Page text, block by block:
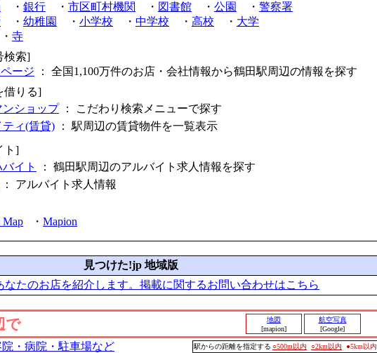
・ 銀行 ・ 市区町村機関 ・ 図書館 ・ 公園 ・ 警察署
・ 幼稚園 ・ 小学校 ・ 中学校 ・ 高校 ・ 大学
寺
検索]
ージ ： 全国1,100万件のお店・会社情報から鶴田駅周辺の情報を探す
借りる]
ンショップ： こだわり検索メニューで探す
ティ(賃貸) ： 駅周辺の賃貸物件を一覧表示
ト]
イト
： 鶴田駅周辺のアルバイト求人情報を探す
： アルバイト求人情報
Map ・ Mapion
見つけた!jp 地域版
なたのお店を紹介します。掲載に関するお問い合わせはこちら
で
地図
[mapion]
航空写真
[Google]
院・病院・駐車場など 駅からの距離を指定する ○500m以内 ○2km以内 ●5km以内